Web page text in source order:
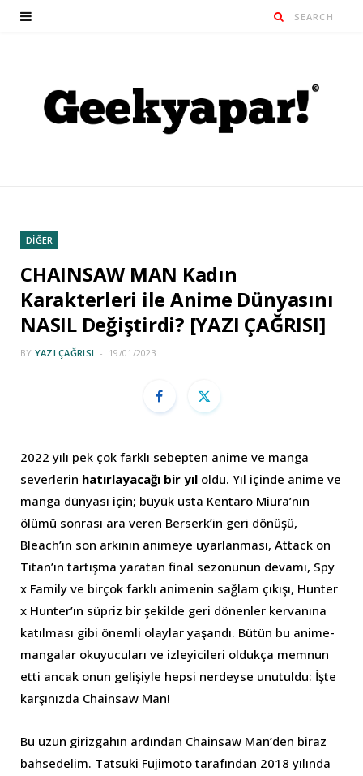
DİĞER
CHAINSAW MAN Kadın
Karakterleri ile Anime Dünyasını
NASIL Değiştirdi? [YAZI ÇAĞRISI]
BY YAZI ÇAĞRISI 19/01/2023
2022 yılı pek çok farklı sebepten anime ve manga
severlerin hatırlayacağı bir yıl oldu. Yıl içinde anime ve
manga dünyası için; büyük usta Kentaro Miura’nın
ölümü sonrası ara veren Berserk’in geri dönüşü,
Bleach’in son arkının animeye uyarlanması, Attack on
Titan’ın tartışma yaratan final sezonunun devamı, Spy
x Family ve birçok farklı animenin sağlam çıkışı, Hunter
x Hunter’ın süpriz bir şekilde geri dönenler kervanına
katılması gibi önemli olaylar yaşandı. Bütün bu anime-
mangalar okuyucuları ve izleyicileri oldukça memnun
etti ancak onun gelişiyle hepsi nerdeyse unutuldu: İşte
karşınızda Chainsaw Man!
Bu uzun girizgahın ardından Chainsaw Man’den biraz
bahsedelim. Tatsuki Fujimoto tarafından 2018 yılında